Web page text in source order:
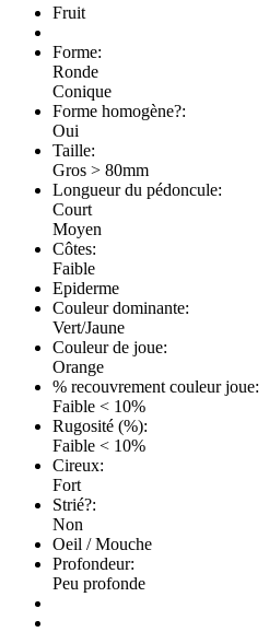
Fruit
Forme:
Ronde
Conique
Forme homogène?:
Oui
Taille:
Gros > 80mm
Longueur du pédoncule:
Court
Moyen
Côtes:
Faible
Epiderme
Couleur dominante:
Vert/Jaune
Couleur de joue:
Orange
% recouvrement couleur joue:
Faible < 10%
Rugosité (%):
Faible < 10%
Cireux:
Fort
Strié?:
Non
Oeil / Mouche
Profondeur:
Peu profonde